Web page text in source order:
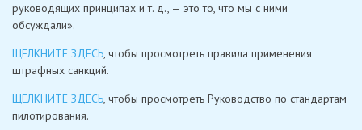
руководящих принципах и т. д., — это то, что мы с ними
обсуждали».
ЩЕЛКНИТЕ ЗДЕСЬ, чтобы просмотреть правила применения
штрафных санкций.
ЩЕЛКНИТЕ ЗДЕСЬ, чтобы просмотреть Руководство по стандартам
пилотирования.